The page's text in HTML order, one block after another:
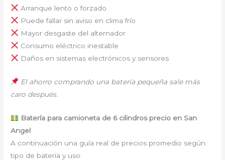
Arranque lento o forzado
Puede fallar sin aviso en clima frío
Mayor desgaste del alternador
Consumo eléctrico inestable
Daños en sistemas electrónicos y sensores
El ahorro comprando una batería pequeña sale más
caro después.
Batería para camioneta de 6 cilindros precio en San
Angel
A continuación una guía real de precios promedio según
tipo de batería y uso: